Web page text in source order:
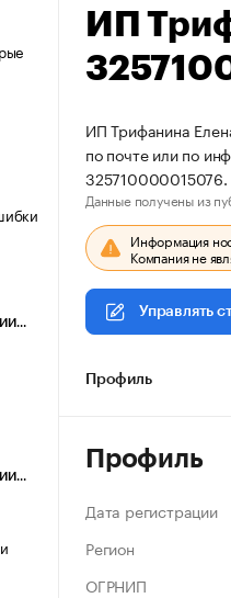
ИП
ИП Трифанина
по почте или по
325710000015076.
Данные получены из
Информация
Компания не
Управлять
Профиль
Профиль
Дата регистрации
Регион
ОГРНИП